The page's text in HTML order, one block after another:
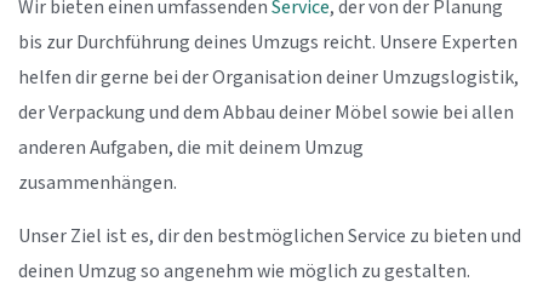
Wir bieten einen umfassendenService, der von der Planung
bis zur Durchführung deines Umzugs reicht. Unsere Experten
helfen dir gerne bei der Organisation deiner Umzugslogistik,
der Verpackung und dem Abbau deiner Möbel sowie bei allen
anderen Aufgaben, die mit deinem Umzug
zusammenhängen.
Unser Ziel ist es, dir den bestmöglichen Service zu bieten und
deinen Umzug so angenehm wie möglich zu gestalten.